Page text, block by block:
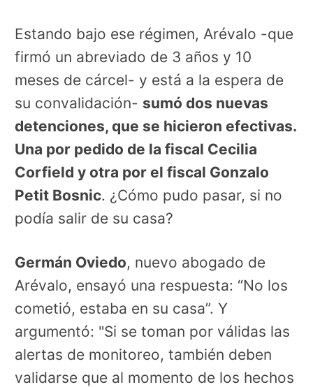
Estando bajo ese régimen, Arévalo -que
firmó un abreviado de 3 años y 10
meses de cárcel- y está a la espera de
su convalidación- sumó dos nuevas
detenciones, que se hicieron efectivas.
Una por pedido de la fiscal Cecilia
Corfield y otra por el fiscal Gonzalo
Petit Bosnic. ¿Cómo pudo pasar, si no
podía salir de su casa?
Germán Oviedo, nuevo abogado de
Arévalo, ensayó una respuesta: “No los
cometió, estaba en su casa”. Y
argumentó: "Si se toman por válidas las
alertas de monitoreo, también deben
validarse que al momento de los hechos